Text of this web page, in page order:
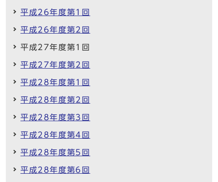
平成26年度第1回
平成26年度第2回
平成27年度第1回
平成27年度第2回
平成28年度第1回
平成28年度第2回
平成28年度第3回
平成28年度第4回
平成28年度第5回
平成28年度第6回